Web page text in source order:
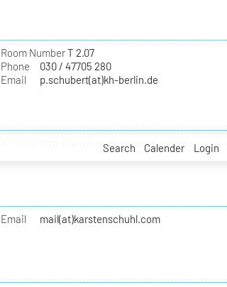
Search Calender Login
Room NumberT 2.07
Phone
030 / 47705 280
Email
p.schubert(at)kh-berlin.de
http://www.joerg-schuchardt.de
Email mail(at)karstenschuhl.com